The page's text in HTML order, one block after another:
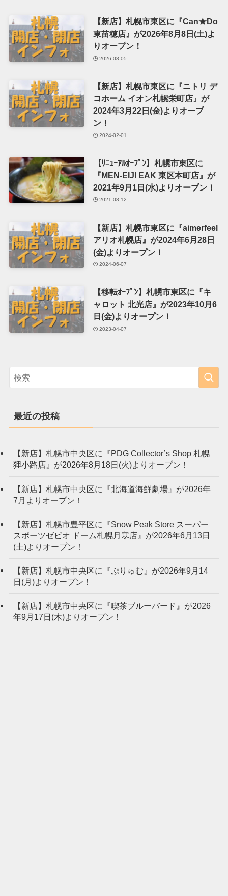
【新店】札幌市東区に『Can★Do
東苗穂店』が2026年8月8日(土)よ
りオープン！
2026-08-05
【新店】札幌市東区に『ニトリ デ
コホーム イオン札幌栄町店』が
2024年3月22日(金)よりオープ
ン！
2024-02-01
【ﾘﾆｭｰｱﾙｵｰﾌﾟﾝ】札幌市東区に
『MEN-EIJI EAK 東区本町店』が
2021年9月1日(水)よりオープン！
2021-08-12
【新店】札幌市東区に『aimerfeel
アリオ札幌店』が2024年6月28日
(金)よりオープン！
2024-06-07
【移転ｵｰﾌﾟﾝ】札幌市東区に『キ
ャロット 北光店』が2023年10月6
日(金)よりオープン！
2023-04-07
最近の投稿
【新店】札幌市中央区に『PDG Collector’s Shop 札幌
狸小路店』が2026年8月18日(火)よりオープン！
【新店】札幌市中央区に『北海道海鮮劇場』が2026年
7月よりオープン！
【新店】札幌市豊平区に『Snow Peak Store スーパー
スポーツゼビオ ドーム札幌月寒店』が2026年6月13日
(土)よりオープン！
【新店】札幌市中央区に『ぷりゅむ』が2026年9月14
日(月)よりオープン！
【新店】札幌市中央区に『喫茶ブルーバード』が2026
年9月17日(木)よりオープン！